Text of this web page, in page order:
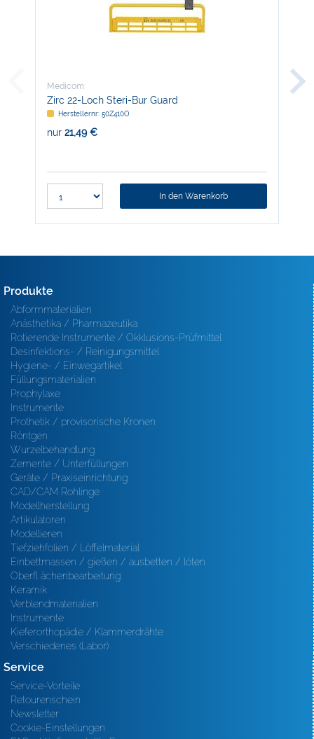
Medicom
Zirc 22-Loch Steri-Bur Guard
Herstellernr: 50Z410O
nur 21,49 €
In den Warenkorb
Produkte
Abformmaterialien
Anästhetika / Pharmazeutika
Rotierende Instrumente / Okklusions-Prüfmittel
Desinfektions- / Reinigungsmittel
Hygiene- / Einwegartikel
Füllungsmaterialien
Prophylaxe
Instrumente
Prothetik / provisorische Kronen
Röntgen
Wurzelbehandlung
Zemente / Unterfüllungen
Geräte / Praxiseinrichtung
CAD/CAM Rohlinge
Modellherstellung
Artikulatoren
Modellieren
Tiefziehfolien / Löffelmaterial
Einbettmassen / gießen / ausbetten / löten
Oberfl ächenbearbeitung
Keramik
Verblendmaterialien
Instrumente
Kieferorthopädie / Klammerdrähte
Verschiedenes (Labor)
Service
Service-Vorteile
Retourenschein
Newsletter
Cookie-Einstellungen